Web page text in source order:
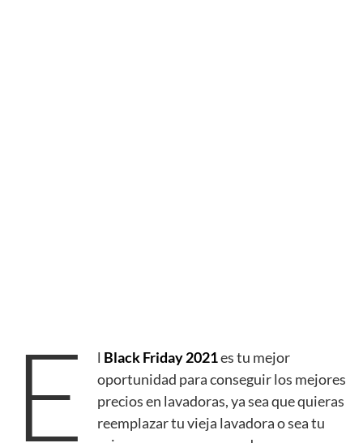
E l Black Friday 2021es tu mejor
oportunidad para conseguir los mejores
precios en lavadoras, ya sea que quieras
reemplazar tu vieja lavadora o sea tu